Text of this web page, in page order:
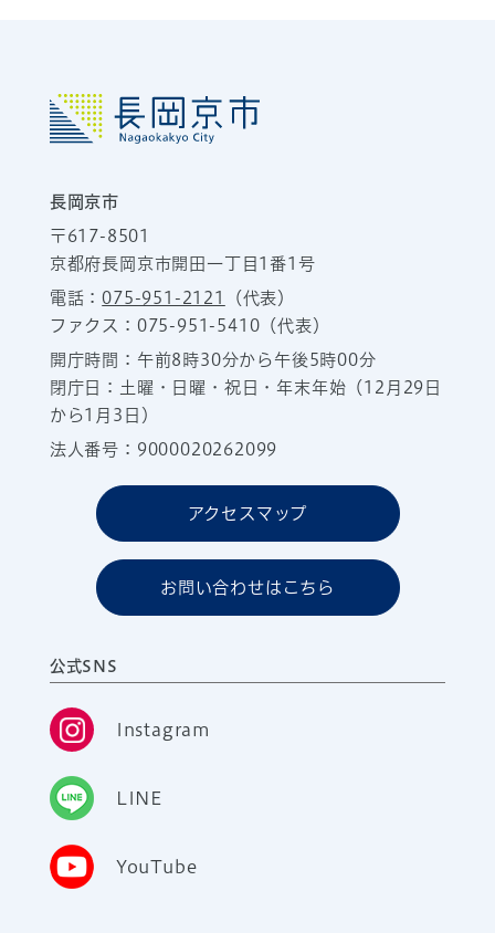
長岡京市
〒617-8501
京都府長岡京市開田一丁目1番1号
電話：075-951-2121
（代表）
ファクス：075-951-5410（代表）
開庁時間：午前8時30分から午後5時00分
閉庁日：土曜・日曜・祝日・年末年始（12月29日
から1月3日）
法人番号：9000020262099
アクセスマップ
お問い合わせはこちら
公式SNS
Instagram
LINE
YouTube